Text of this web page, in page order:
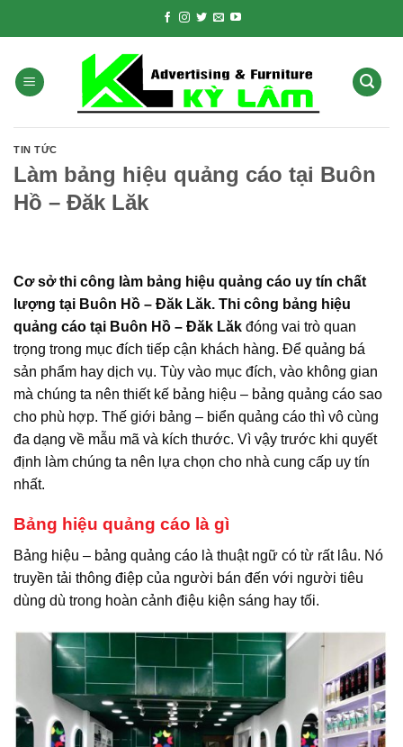
TIN TỨC
Làm bảng hiệu quảng cáo tại Buôn
Hồ – Đăk Lăk
Cơ sở thi công làm bảng hiệu quảng cáo uy tín chất
lượng tại Buôn Hồ – Đăk Lăk. Thi công bảng hiệu
quảng cáo tại Buôn Hồ – Đăk Lăk đóng vai trò quan
trọng trong mục đích tiếp cận khách hàng. Để quảng bá
sản phẩm hay dịch vụ. Tùy vào mục đích, vào không gian
mà chúng ta nên thiết kế bảng hiệu – bảng quảng cáo sao
cho phù hợp. Thế giới bảng – biển quảng cáo thì vô cùng
đa dạng về mẫu mã và kích thước. Vì vậy trước khi quyết
định làm chúng ta nên lựa chọn cho nhà cung cấp uy tín
nhất.
Bảng hiệu quảng cáo là gì
Bảng hiệu – bảng quảng cáo là thuật ngữ có từ rất lâu. Nó
truyền tải thông điệp của người bán đến với người tiêu
dùng dù trong hoàn cảnh điệu kiện sáng hay tối.